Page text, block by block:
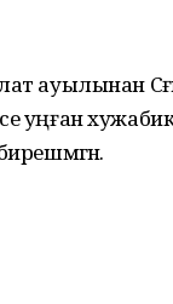
ауылынан
уңған